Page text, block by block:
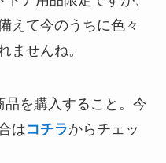
えて今のうちに色々
ませんね。
を購入すること。今
はコチラからチェッ